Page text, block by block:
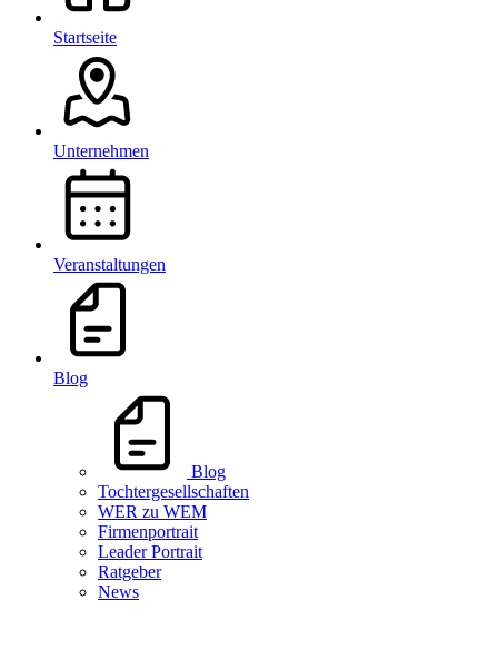
Startseite
Unternehmen
Veranstaltungen
Blog
Blog
Tochtergesellschaften
WER zu WEM
Firmenportrait
Leader Portrait
Ratgeber
News